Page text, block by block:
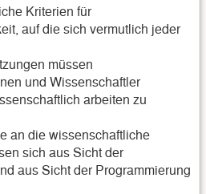
Kriterien für
auf die sich vermutlich jeder
müssen
und Wissenschaftler
arbeiten zu
an die wissenschaftliche
sich aus Sicht der
aus Sicht der Programmierung